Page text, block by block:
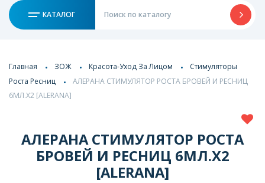
КАТАЛОГ
Главная ЗОЖ Красота-Уход За Лицом
Стимуляторы
Роста Ресниц
АЛЕРАНА СТИМУЛЯТОР РОСТА БРОВЕЙ И РЕСНИЦ
6МЛ.Х2 [ALERANA]
АЛЕРАНА СТИМУЛЯТОР РОСТА
БРОВЕЙ И РЕСНИЦ 6МЛ.Х2
[ALERANA]